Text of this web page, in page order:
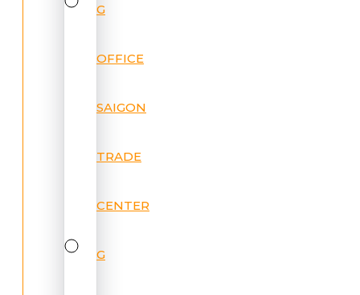
G
OFFICE
SAIGON
TRADE
CENTER
G